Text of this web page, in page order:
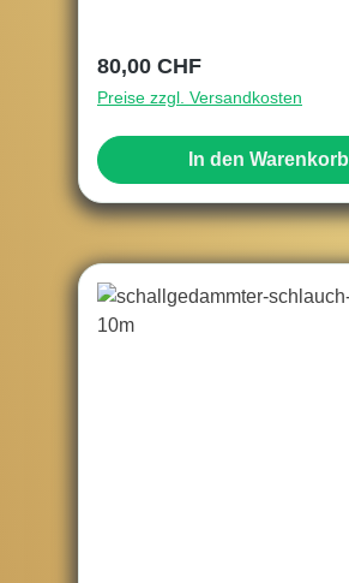
Regulärer Preis:
80,00 CHF
Preise zzgl. Versandkosten
In den Warenkorb